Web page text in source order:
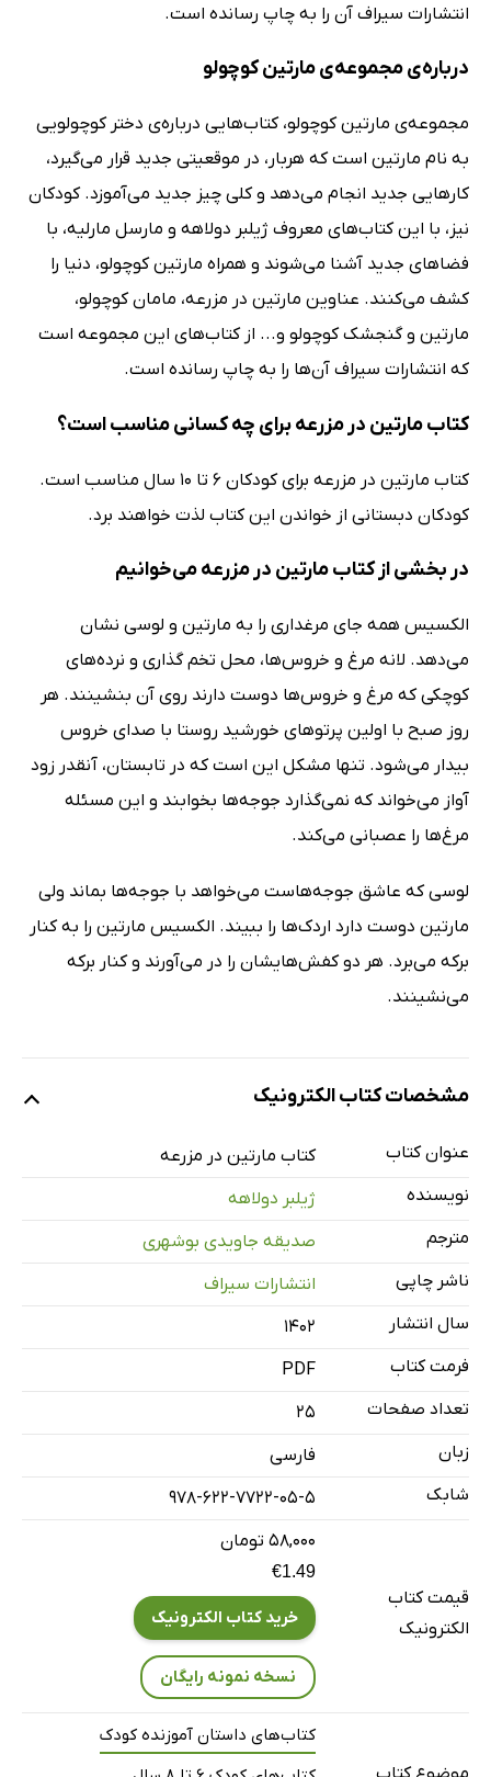
انتشارات سیراف آن را به چاپ رسانده است.
درباره‌ی مجموعه‌ی مارتین کوچولو
مجموعه‌ی مارتین کوچولو، کتاب‌هایی درباره‌ی دختر کوچولویی
به نام مارتین است که هربار، در موقعیتی جدید قرار می‌گیرد،
کارهایی جدید انجام می‌دهد و کلی چیز جدید می‌آموزد. کودکان
نیز، با این کتاب‌های معروف ژیلبر دولاهه و مارسل مارلیه، با
فضاهای جدید آشنا می‌شوند و همراه مارتین کوچولو، دنیا را
کشف می‌کنند. عناوین مارتین در مزرعه، مامان کوچولو،
مارتین و گنجشک کوچولو و... از کتاب‌های این مجموعه است
که انتشارات سیراف آن‌ها را به چاپ رسانده است.
کتاب مارتین در مزرعه برای چه کسانی مناسب است؟
کتاب مارتین در مزرعه برای کودکان 6 تا 10 سال مناسب است.
کودکان دبستانی از خواندن این کتاب لذت خواهند برد.
در بخشی از کتاب مارتین در مزرعه می‌خوانیم
الکسیس همه جای مرغداری را به مارتین و لوسی نشان
می‌دهد. لانه مرغ و خروس‌ها، محل تخم گذاری و نرده‌های
کوچکی که مرغ و خروس‌ها دوست دارند روی آن بنشینند. هر
روز صبح با اولین پرتوهای خورشید روستا با صدای خروس
بیدار می‌شود. تنها مشکل این است که در تابستان، آنقدر زود
آواز می‌خواند که نمی‌گذارد جوجه‌ها بخوابند و این مسئله
مرغ‌ها را عصبانی می‌کند.
لوسی که عاشق جوجه‌هاست می‌خواهد با جوجه‌ها بماند ولی
مارتین دوست دارد اردک‌ها را ببیند. الکسیس مارتین را به کنار
برکه می‌برد. هر دو کفش‌هایشان را در می‌آورند و کنار برکه
می‌نشینند.
مشخصات کتاب الکترونیک
عنوان کتاب
کتاب مارتین در مزرعه
نویسنده
ژیلبر دولاهه
مترجم
صدیقه جاویدی بوشهری
ناشر چاپی
انتشارات سیراف
سال انتشار
۱۴۰۲
فرمت کتاب
PDF
تعداد صفحات
25
زبان
فارسی
شابک
978-622-7722-05-5
قیمت کتاب
الکترونیک
۵۸,۰۰۰ تومان
€1.49
خرید کتاب الکترونیک
نسخه نمونه رایگان
کتاب‌های داستان آموزنده کودک